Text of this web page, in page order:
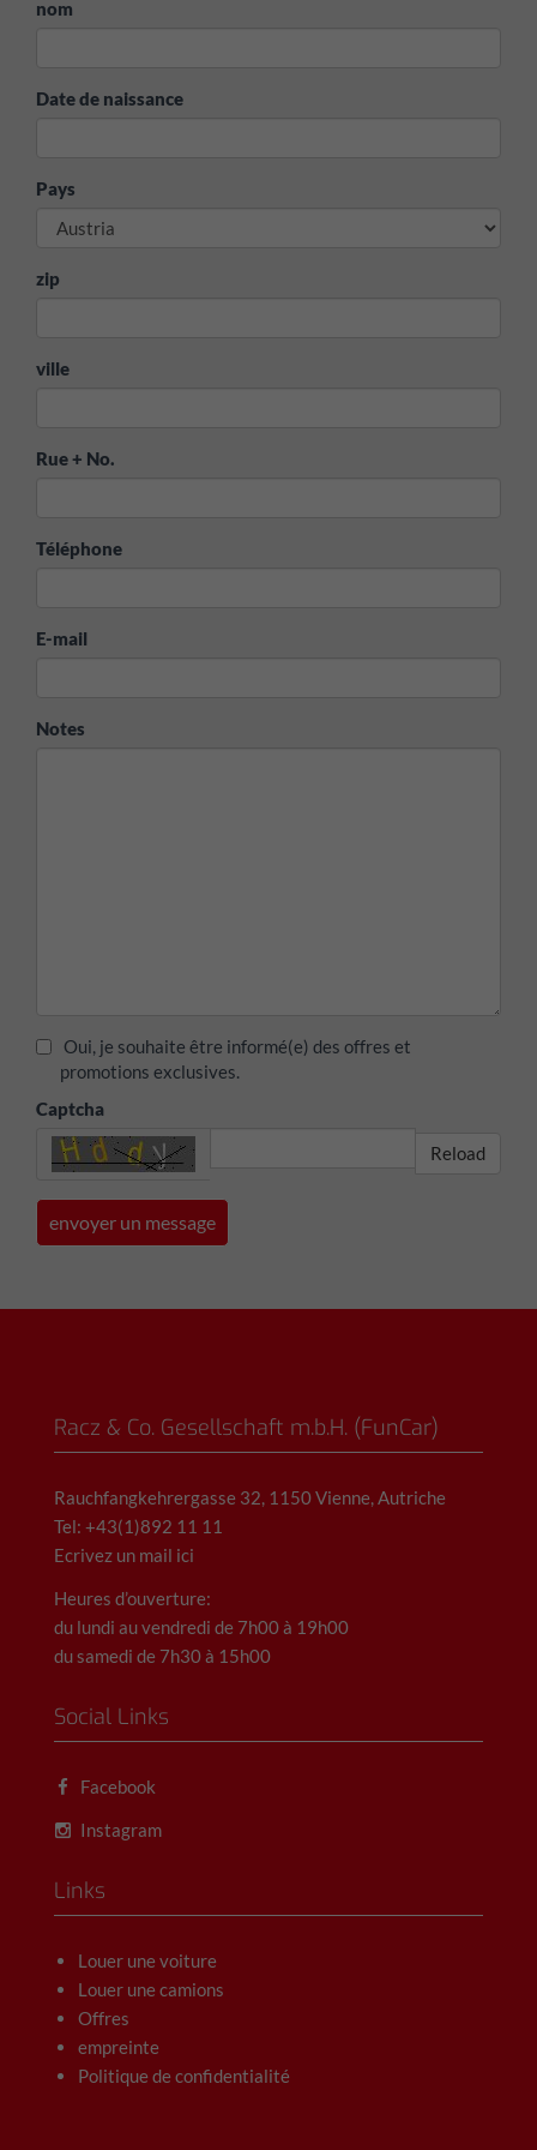
nom
Date de naissance
Pays
zip
ville
Rue + No.
Téléphone
E-mail
Notes
Oui, je souhaite être informé(e) des offres et
promotions exclusives.
Captcha
Reload
Racz & Co. Gesellschaft m.b.H. (FunCar)
Rauchfangkehrergasse 32, 1150 Vienne, Autriche
Tel: +43(1)892 11 11
Ecrivez un mail ici
Heures d’ouverture:
du lundi au vendredi de 7h00 à 19h00
du samedi de 7h30 à 15h00
Social Links
Facebook
Instagram
Links
Louer une voiture
Louer une camions
Offres
empreinte
Politique de confidentialité